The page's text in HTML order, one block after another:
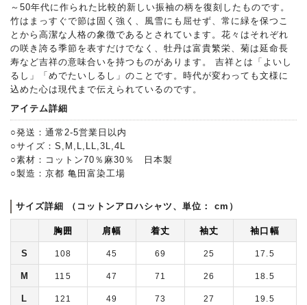
～50年代に作られた比較的新しい振袖の柄を復刻したものです。
竹はまっすぐで節は固く強く、風雪にも屈せず、常に緑を保つこ
とから高潔な人格の象徴であるとされています。花々はそれぞれ
の咲き誇る季節を表すだけでなく、牡丹は富貴繁栄、菊は延命長
寿など吉祥の意味合いを持つものがあります。 吉祥とは「よいし
るし」「めでたいしるし」のことです。時代が変わっても文様に
込めた心は現代まで伝えられているのです。
アイテム詳細
○発送：通常2-5営業日以内
○サイズ：S,M,L,LL,3L,4L
○素材：コットン70％麻30％ 日本製
○製造：京都 亀田富染工場
サイズ詳細 （コットンアロハシャツ、単位： cm）
胸囲 肩幅 着丈 袖丈 袖口幅
S 108 45 69 25 17.5
M 115 47 71 26 18.5
L 121 49 73 27 19.5